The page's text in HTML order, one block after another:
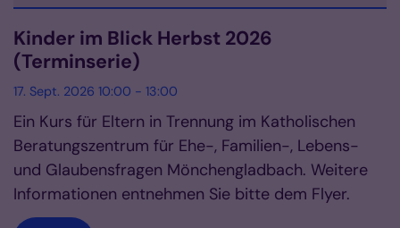
Datum: 17. September 2026
Kinder im Blick Herbst 2026
(Terminserie)
17. Sept. 2026 10:00 - 13:00
Ein Kurs für Eltern in Trennung im Katholischen
Beratungszentrum für Ehe-, Familien-, Lebens-
und Glaubensfragen Mönchengladbach. Weitere
Informationen entnehmen Sie bitte dem Flyer.